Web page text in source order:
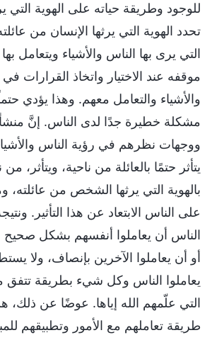
للوجود وطريقة حياته على الهوية التي
تحدد الهوية التي يرثها الإنسان من
التي يرى بها الناس والأشياء ويتعامل
موقفه عند الاختيار واتخاذ القرارات
والأشياء والتعامل معهم. وهذا يؤدي
مشكلة خطيرة جدًا لدى الناس. إنَّ منشأ
ووجهات نظرهم في رؤية الناس
يتأثر حتمًا بالعائلة من ناحية، ويتأثر،
بالهوية التي يرثها الشخص من
على الناس الابتعاد عن هذا التأثير.
الناس أن يعاملوا أنفسهم بشكل
أو أن يعاملوا الآخرين بإنصاف، ولا
يعاملوا الناس وكل شيء بطريقة تتفق
التي علّمهم الله إياها. عوضًا عن
طريقة تعاملهم مع الأمور وتطبيقهم